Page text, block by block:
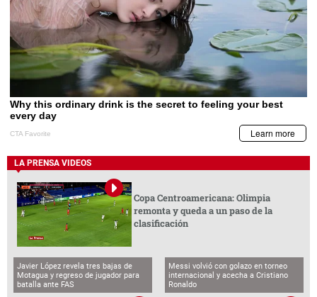
LA PRENSA VIDEOS
Copa Centroamericana: Olimpia
remonta y queda a un paso de la
clasificación
Javier López revela tres bajas de
Motagua y regreso de jugador para
batalla ante FAS
Messi volvió con golazo en torneo
internacional y acecha a Cristiano
Ronaldo